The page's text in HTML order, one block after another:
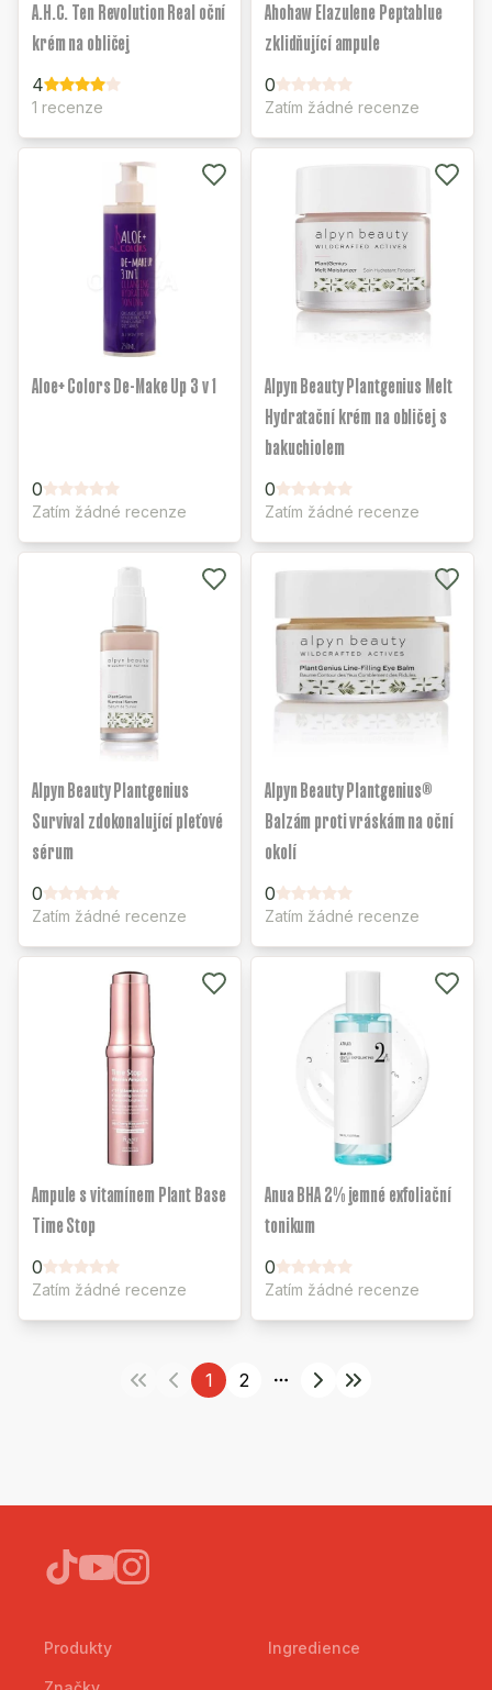
A.H.C. Ten Revolution Real oční
krém na obličej
4
1 recenze
Ahohaw Elazulene Peptablue
zklidňující ampule
0
Zatím žádné recenze
Aloe+ Colors De-Make Up 3 v 1
0
Zatím žádné recenze
Alpyn Beauty Plantgenius Melt
Hydratační krém na obličej s
bakuchiolem
0
Zatím žádné recenze
Alpyn Beauty Plantgenius
Survival zdokonalující pleťové
sérum
0
Zatím žádné recenze
Alpyn Beauty Plantgenius®
Balzám proti vráskám na oční
okolí
0
Zatím žádné recenze
Ampule s vitamínem Plant Base
Time Stop
0
Zatím žádné recenze
Anua BHA 2% jemné exfoliační
tonikum
0
Zatím žádné recenze
1 2
More pages
Produkty Ingredience